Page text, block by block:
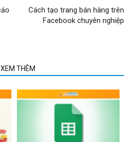
Cách tạo trang bán hàng trên
Facebook chuyên nghiệp
XEM THÊM